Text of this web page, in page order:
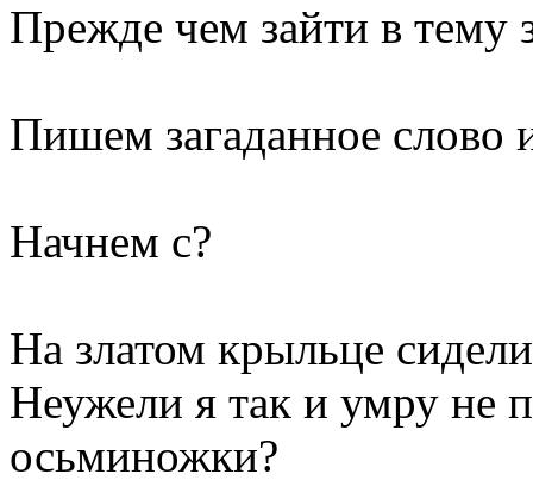
Прежде чем зайти в тему
Пишем загаданное слово
Начнем с?
На златом крыльце
Неужели я так и умру не
осьминожки?